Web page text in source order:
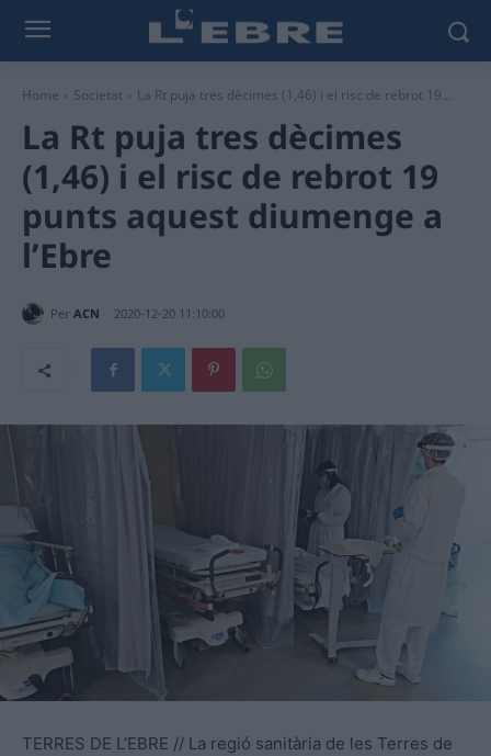
Home Societat La Rt puja tres dècimes (1,46) i el risc de rebrot 19...
La Rt puja tres dècimes
(1,46) i el risc de rebrot 19
punts aquest diumenge a
l’Ebre
Per ACN 2020-12-20 11:10:00
TERRES DE L’EBRE // La regió sanitària de les Terres de